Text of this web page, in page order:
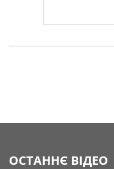
ОСТАННЄ ВІДЕО